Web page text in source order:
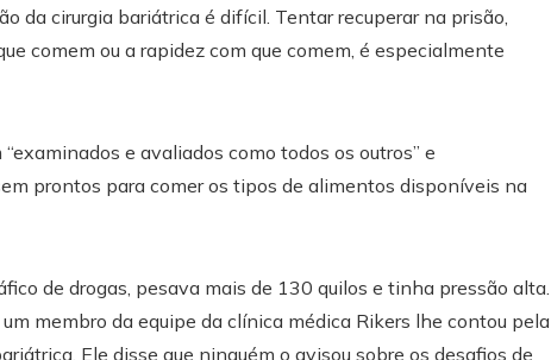
da cirurgia bariátrica é difícil. Tentar recuperar na prisão,
comem ou a rapidez com que comem, é especialmente
e avaliados como todos os outros” e
prontos para comer os tipos de alimentos disponíveis na
de drogas, pesava mais de 130 quilos e tinha pressão alta.
membro da equipe da clínica médica Rikers lhe contou pela
Ele disse que ninguém o avisou sobre os desafios de